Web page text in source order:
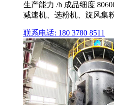
生产能力 /h 成品细度
减速机、选粉机、旋风集
联系电话: 180 3780 8511